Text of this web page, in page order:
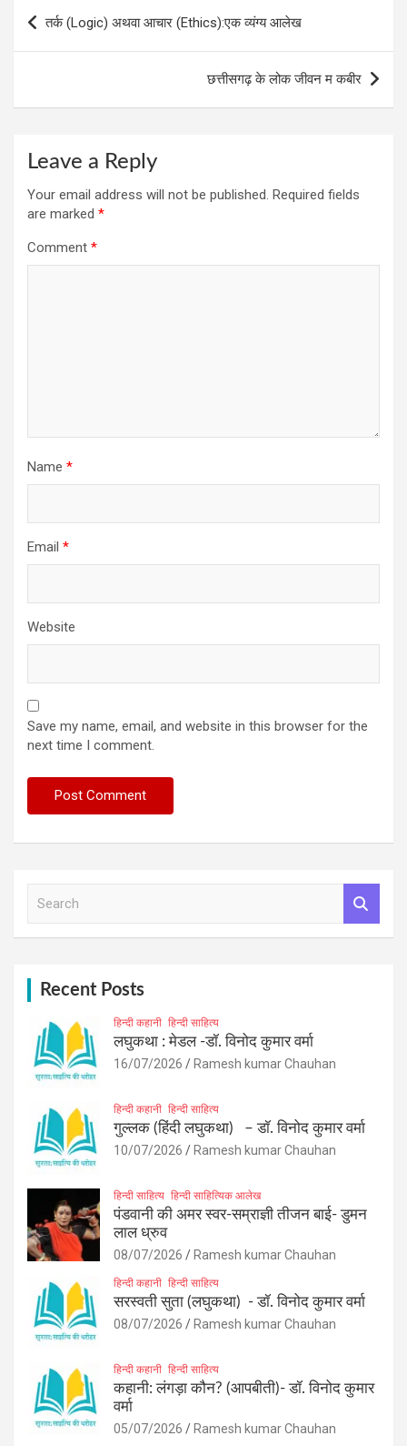
navigation
तर्क (Logic) अथवा आचार (Ethics):एक व्यंग्य आलेख
छत्तीसगढ़ के लोक जीवन म कबीर
Leave a Reply
Your email address will not be published. Required fields
are marked *
Comment *
Name *
Email *
Website
Save my name, email, and website in this browser for the
next time I comment.
Recent Posts
हिन्दी कहानी हिन्दी साहित्य
लघुकथा : मेडल -डॉ. विनोद कुमार वर्मा
16/07/2026 Ramesh kumar Chauhan
हिन्दी कहानी हिन्दी साहित्य
गुल्लक (हिंदी लघुकथा) – डॉ. विनोद कुमार वर्मा
10/07/2026 Ramesh kumar Chauhan
हिन्दी साहित्य हिन्दी साहित्यिक आलेख
पंडवानी की अमर स्वर-सम्राज्ञी तीजन बाई- डुमन
लाल ध्रुव
08/07/2026 Ramesh kumar Chauhan
हिन्दी कहानी हिन्दी साहित्य
सरस्वती सुता (लघुकथा) ​- डॉ. विनोद कुमार वर्मा
08/07/2026 Ramesh kumar Chauhan
हिन्दी कहानी हिन्दी साहित्य
कहानी: लंगड़ा कौन? (आपबीती)​- डॉ. विनोद कुमार
वर्मा
05/07/2026 Ramesh kumar Chauhan